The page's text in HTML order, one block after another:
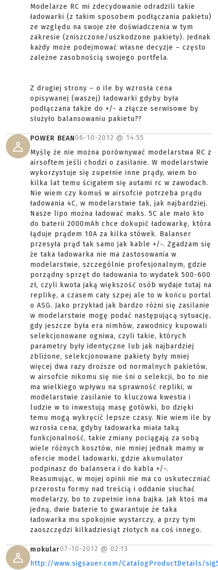
Modelarze RC mi zdecydowanie odradzili takie
ładowarki (z takim sposobem podłączania pakietu)
ze względu na swoje złe doświadczenia w tym
zakresie (zniszczone/uszkodzone pakiety). Jednak
każdy może podejmować własne decyzje – często
zależne zasobnością swojego portfela.
Z drugiej strony – o ile by wzrosła cena
opisywanej (waszej) ładowarki gdyby była
podłączana także do +/- a złącze serwisowe by
służyło balansowaniu pakietu??
POWER BEAN06-10-2012 @ 14:55
Myślę że nie można porównywać modelarstwa RC z
airsoftem jeśli chodzi o zasilanie. W modelarstwie
wykorzystuje się zupełnie inne prądy, wiem bo
kilka lat temu ścigałem się autami rc w zawodach.
Nie wiem czy komuś w airsofcie potrzeba prądu
ładowania 4C, w modelarstwie tak, jak najbardziej.
Nasze lipo można ładować maks. 5C ale mało kto
do baterii 2000mAh chce dokupić ładowarkę, która
łąduje prądem 10A za kilka stówek. Balanser
przesyła prąd tak samo jak kable +/-. Zgadzam się
że taka ładowarka nie ma zastosowania w
modelarstwie, szczególnie profesjonalnym, gdzie
porządny sprzęt do ładowania to wydatek 500-600
zł, czyli kwota jaką większość osób wydaje tutaj na
replikę, a czasem cały szpej ale to w końcu portal
o ASG. Jako przykład jak bardzo różni się zasilanie
w modelarstwie mogę podać następującą sytuację,
gdy jeszcze była era nimhów, zawodnicy kupowali
selekcjonowane ogniwa, czyli takie, których
parametry były identyczne lub jak najbardziej
zbliżone, selekcjonowane pakiety były mniej
więcej dwa razy droższe od normalnych pakietów,
w airsofcie nikomu się nie śni o selekcji, bo to nie
ma wielkiego wpływu na sprawność repliki, w
modelarstwie zasilanie to kluczowa kwestia i
ludzie w to inwestują masę gotówki, bo dzięki
temu mogą wykręcić lepsze czasy. Nie wiem ile by
wzrosła cena, gdyby ładowarka miała taką
funkcjonalność, takie zmiany pociągają za sobą
wiele różnych kosztów, nie mniej jednak mamy w
ofercie model ładowarki, gdzie akumulator
podpinasz do balansera i do kabla +/-.
Reasumując, w mojej opinii nie ma co uskuteczniać
przerostu formy nad treścią i oddanie słuchać
modelarzy, bo to zupełnie inna bajka. Jak ktoś ma
jedną, dwie baterie to gwarantuje że taka
ładowarka mu spokojnie wystarczy, a przy tym
zaoszczędzi kilkadziesiąt złotych na coś innego.
mokular07-10-2012 @ 02:13
http://www.sigsauer.com/CatalogProductDetails/